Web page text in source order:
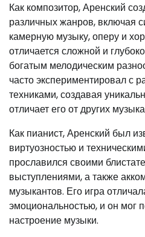
Как композитор, Аренский
различных жанров, включая
камерную музыку, оперу и
отличается сложной и
богатым мелодическим
часто экспериментировал с
техниками, создавая
отличает его от других
Как пианист, Аренский был
виртуозностью и
прославился своими
выступлениями, а также
музыкантов. Его игра
эмоциональностью, и он мог
настроение музыки.